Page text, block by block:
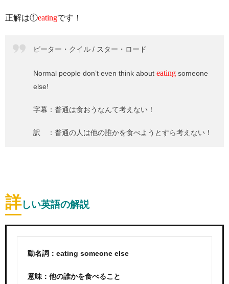
正解は①eatingです！
ピーター・クイル / スター・ロード
Normal people don’t even think about eating someone
else!
字幕：普通は食おうなんて考えない！
訳 ：普通の人は他の誰かを食べようとすら考えない！
詳しい英語の解説
動名詞：eating someone else
意味：他の誰かを食べること